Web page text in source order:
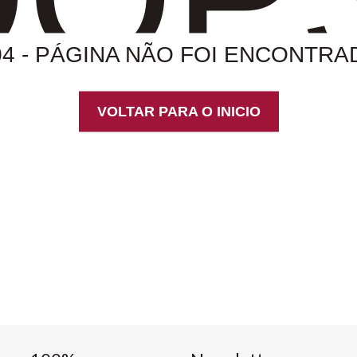
- PÁGINA NÃO FOI
VOLTAR PARA O INICIO